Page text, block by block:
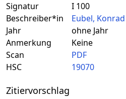
Signatur
I 100
Beschreiber*in
Eubel, Konrad
Jahr
ohne Jahr
Anmerkung
Keine
Scan
PDF
HSC
19070
Zitiervorschlag